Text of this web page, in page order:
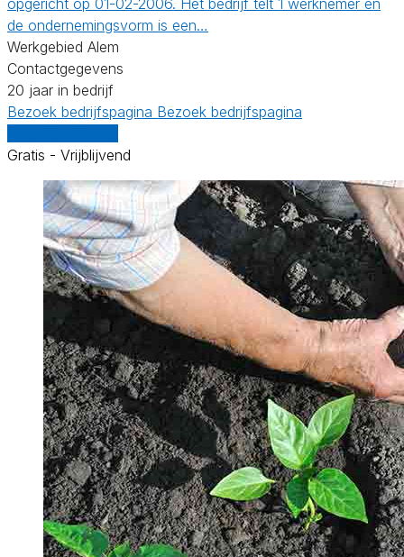
de ondernemingsvorm is een…
Werkgebied Alem
Contactgegevens
20 jaar in bedrijf
Bezoek bedrijfspagina Bezoek bedrijfspagina
Gratis - Vrijblijvend